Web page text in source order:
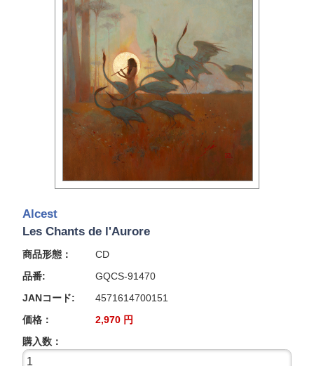
Alcest
Les Chants de l'Aurore
商品形態：
CD
品番:
GQCS-91470
JANコード:
4571614700151
価格：
2,970 円
購入数：